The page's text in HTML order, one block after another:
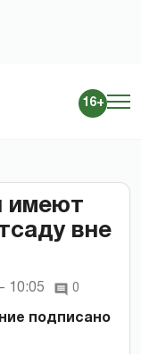
16+
имеют
вне
10:05 0
подписано